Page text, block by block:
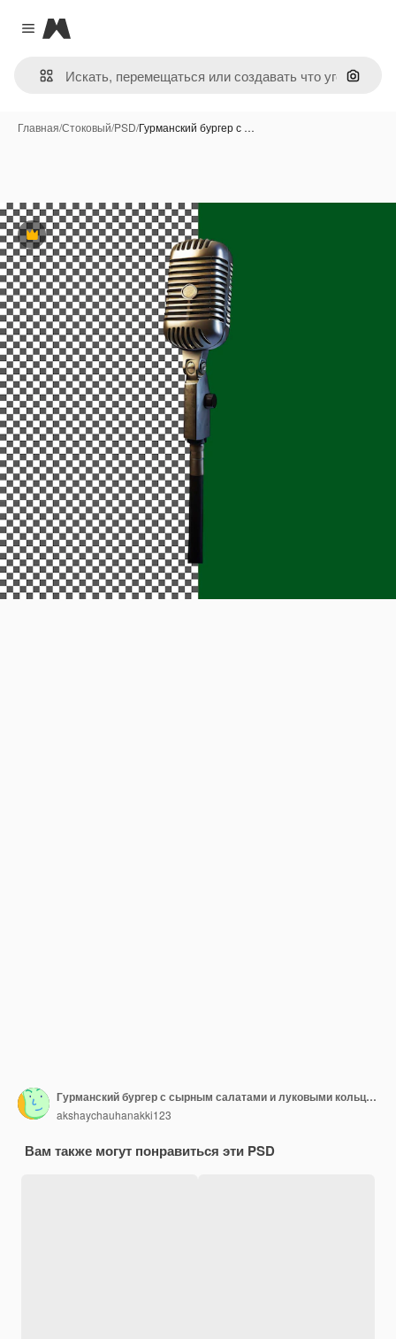
Close menu
Magnific
Поиск
Главная/Стоковый/PSD/Гурманский бургер с …
Премиум
Гурманский бургер с сырным салатами и луковыми кольцами на прозрачном фоне png psd
akshaychauhanakki123
Вам также могут понравиться эти PSD